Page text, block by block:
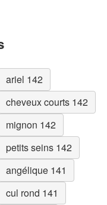
ariel 142
cheveux courts 142
mignon 142
petits seins 142
angélique 141
cul rond 141